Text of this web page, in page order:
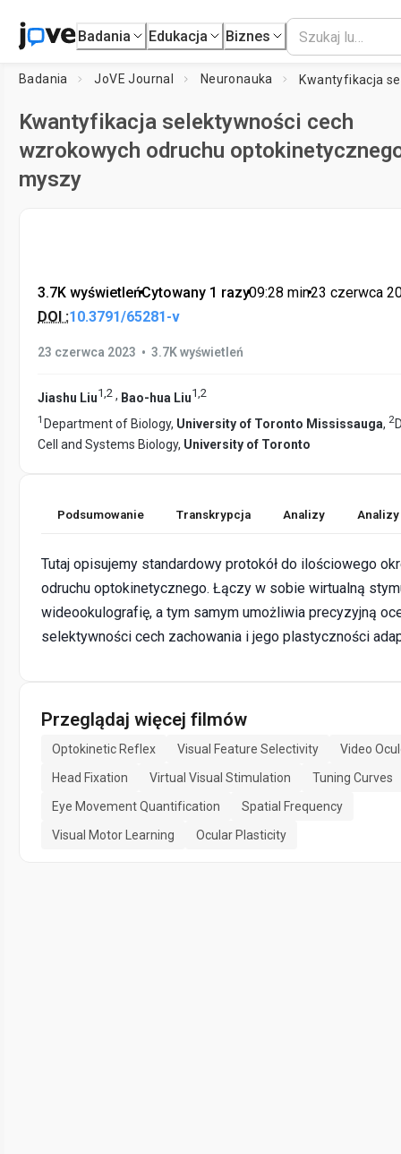
Badania Edukacja Biznes
Badania JoVE Journal Neuronauka
Kwantyfikacja selektywności cech
wzrokowych odruchu
myszy
3.7K wyświetleń•Cytowany 1 razy•09:28 min•23 czerwca
DOI :10.3791/65281-v
23 czerwca 2023 • 3.7K wyświetleń
Jiashu Liu1,2 , Bao-hua Liu1,2
1 Department of Biology, University of Toronto Mississauga, 2
Cell and Systems Biology, University of Toronto
Podsumowanie Transkrypcja Analizy
Tutaj opisujemy standardowy protokół do ilościowego
odruchu optokinetycznego. Łączy w sobie wirtualną
wideookulografię, a tym samym umożliwia precyzyjną
selektywności cech zachowania i jego plastyczności
Przeglądaj więcej filmów
Optokinetic Reflex Visual Feature Selectivity
Video
Head Fixation
Virtual Visual Stimulation
Tuning Curves
Eye Movement Quantification
Spatial Frequency
Visual Motor Learning
Ocular Plasticity